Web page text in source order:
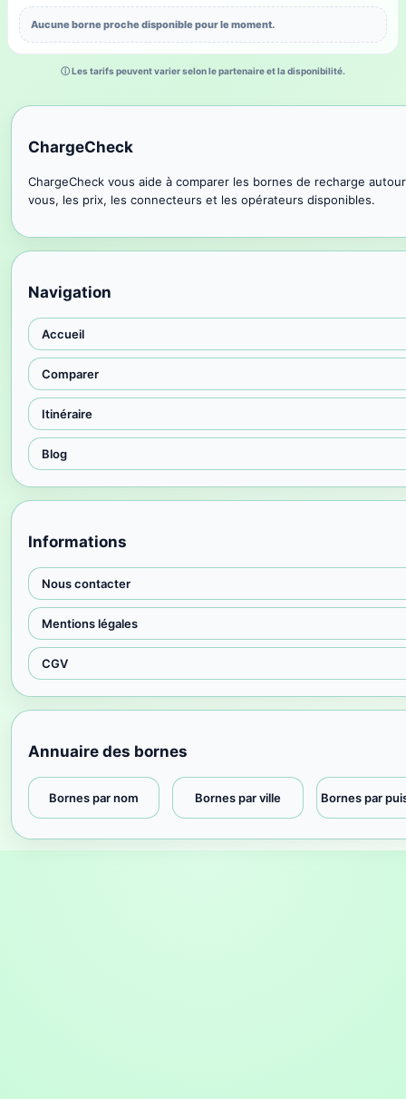
Aucune borne proche disponible pour le moment.
ⓘ Les tarifs peuvent varier selon le partenaire et la disponibilité.
ChargeCheck
ChargeCheck vous aide à comparer les bornes de recharge
vous, les prix, les connecteurs et les opérateurs disponibles.
Navigation
Accueil
Comparer
Itinéraire
Blog
Informations
Nous contacter
Mentions légales
CGV
Annuaire des bornes
Bornes par nom Bornes par ville Bornes par